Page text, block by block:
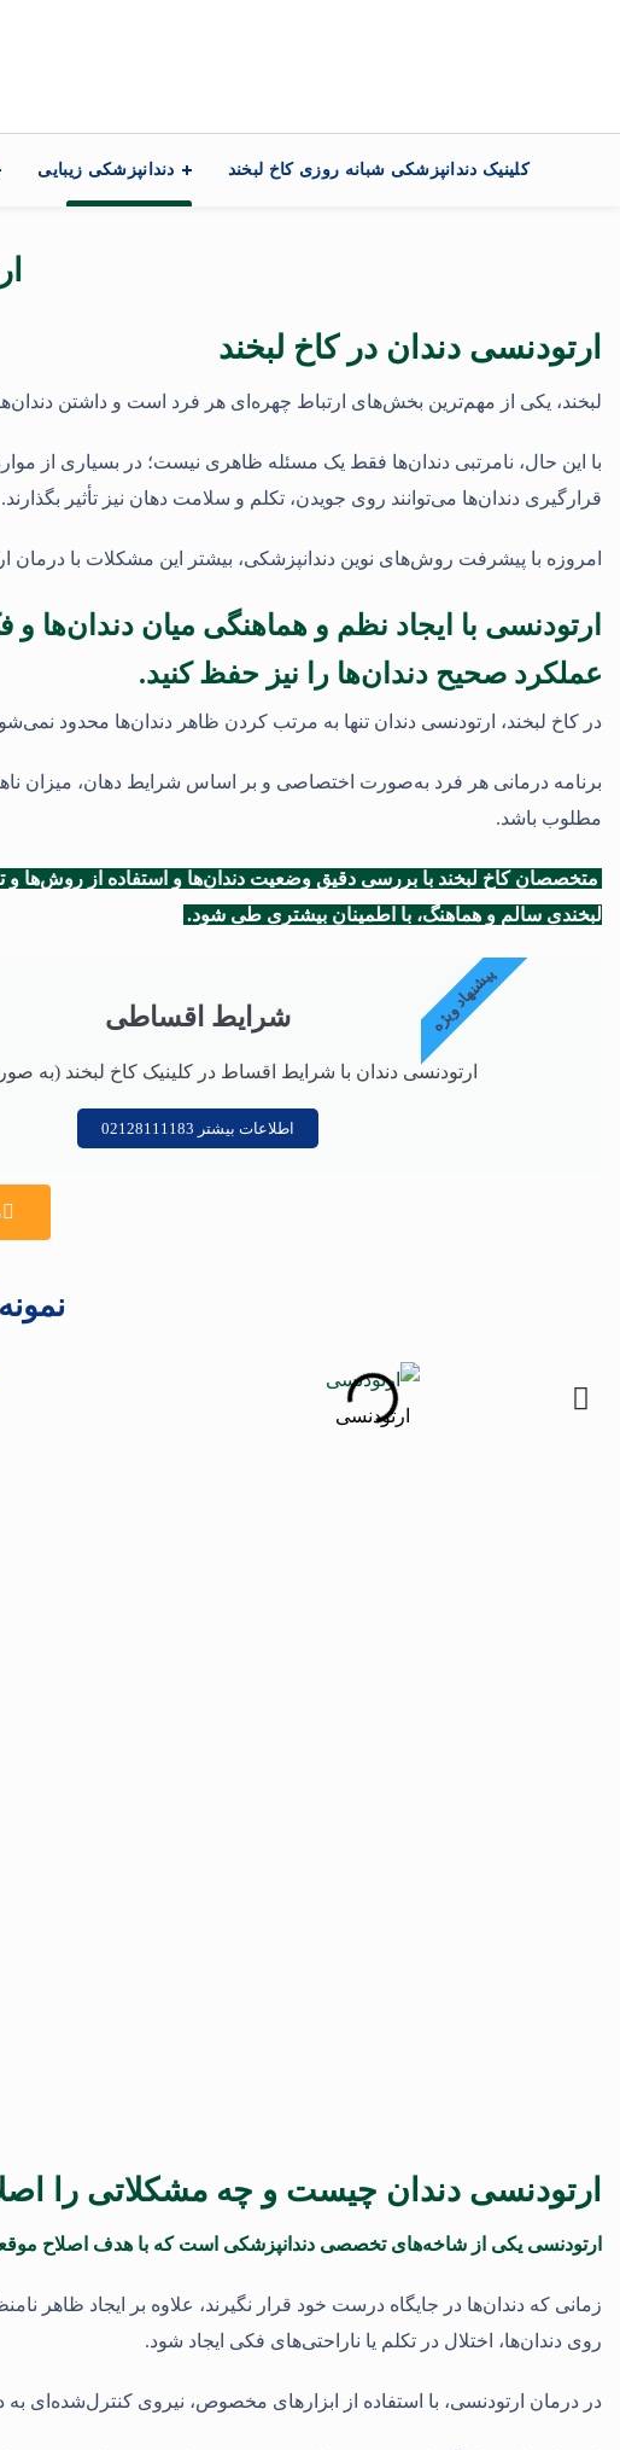
کلینیک دندانپزشکی شبانه روزی کاخ لبخند دندانپزشکی زیبایی
ارتودنسی دندان در کاخ لبخند
لبخند، یکی از مهم‌ترین بخش‌های ارتباط چهره‌ای هر فرد است و داشتن
با این حال، نامرتبی دندان‌ها فقط یک مسئله ظاهری نیست؛ در بسیاری از
قرارگیری دندان‌ها می‌توانند روی جویدن، تکلم و سلامت دهان نیز تأثیر بگذارند.
امروزه با پیشرفت روش‌های نوین دندانپزشکی، بیشتر این مشکلات با درمان
ارتودنسی با ایجاد نظم و هماهنگی میان دندان‌ها
عملکرد صحیح دندان‌ها را نیز حفظ کنید.
در کاخ لبخند، ارتودنسی دندان تنها به مرتب کردن ظاهر دندان‌ها محدود
برنامه درمانی هر فرد به‌صورت اختصاصی و بر اساس شرایط دهان، میزان
مطلوب باشد.
متخصصان کاخ لبخند با بررسی دقیق وضعیت دندان‌ها و استفاده از روش‌ها و
لبخندی سالم و هماهنگ، با اطمینان بیشتری طی شود.
شرایط اقساطی
ارتودنسی دندان با شرایط اقساط در کلینیک کاخ لبخند (به
اطلاعات بیشتر 02128111183
پیشنهاد ویژه
ارتودنسی
ارتودنسی دندان چیست و چه مشکلاتی را
ارتودنسی یکی از شاخه‌های تخصصی دندانپزشکی است که با هدف اصلاح
زمانی که دندان‌ها در جایگاه درست خود قرار نگیرند، علاوه بر ایجاد
روی دندان‌ها، اختلال در تکلم یا ناراحتی‌های فکی ایجاد شود.
در درمان ارتودنسی، با استفاده از ابزارهای مخصوص، نیروی کنترل‌شده‌ای